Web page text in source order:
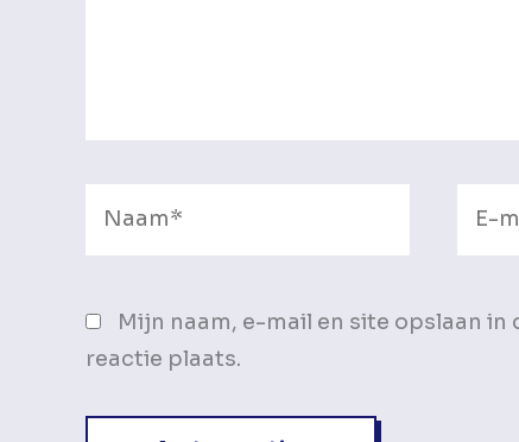
Mijn naam, e-mail en site opslaan in
reactie plaats.